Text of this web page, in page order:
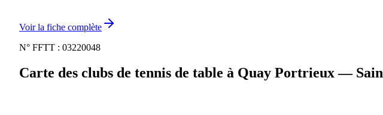
Voir la fiche complète
N° FFTT : 03220048
Carte des clubs de tennis de table à Quay Portrieux —